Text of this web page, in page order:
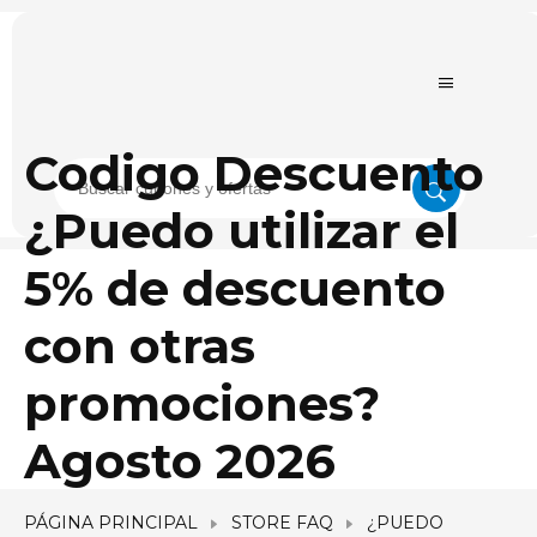
Codigo Descuento
¿Puedo utilizar el
5% de descuento
con otras
promociones?
Agosto 2026
PÁGINA PRINCIPAL STORE FAQ ¿PUEDO